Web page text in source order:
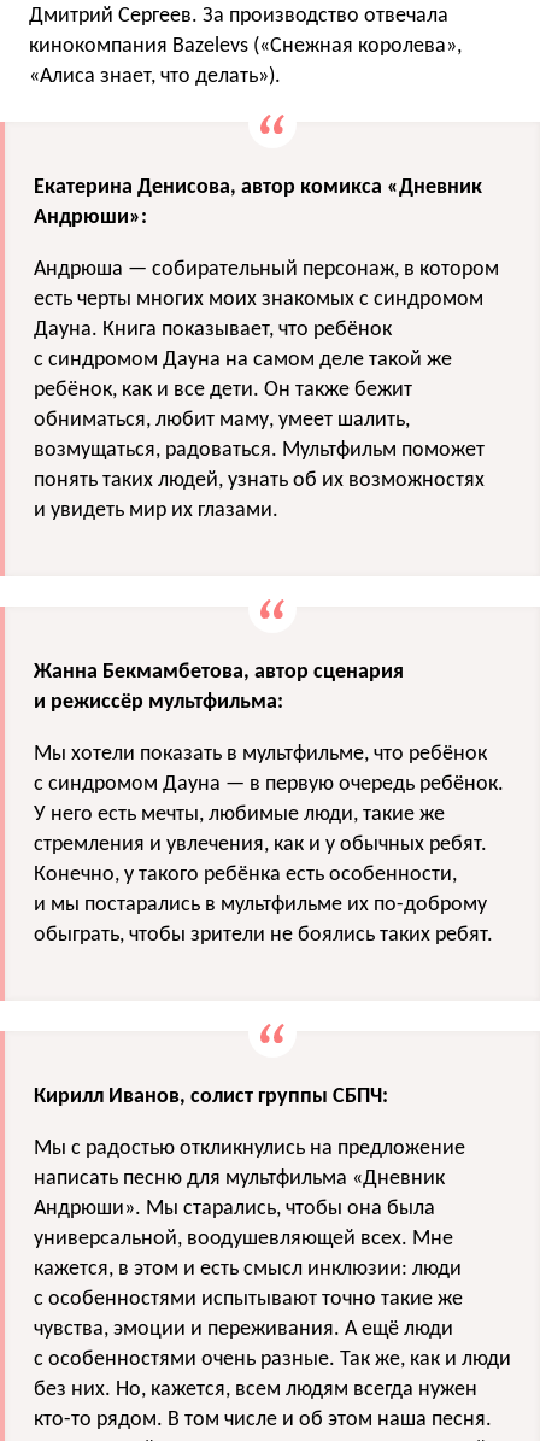
Дмитрий Сергеев. За производство отвечала
кинокомпания Bazelevs («Снежная королева»,
«Алиса знает, что делать»).
Екатерина Денисова, автор комикса «Дневник
Андрюши»:
Андрюша — собирательный персонаж, в котором
есть черты многих моих знакомых с синдромом
Дауна. Книга показывает, что ребёнок
с синдромом Дауна на самом деле такой же
ребёнок, как и все дети. Он также бежит
обниматься, любит маму, умеет шалить,
возмущаться, радоваться. Мультфильм поможет
понять таких людей, узнать об их возможностях
и увидеть мир их глазами.
Жанна Бекмамбетова, автор сценария
и режиссёр мультфильма:
Мы хотели показать в мультфильме, что ребёнок
с синдромом Дауна — в первую очередь ребёнок.
У него есть мечты, любимые люди, такие же
стремления и увлечения, как и у обычных ребят.
Конечно, у такого ребёнка есть особенности,
и мы постарались в мультфильме их по-доброму
обыграть, чтобы зрители не боялись таких ребят.
Кирилл Иванов, солист группы СБПЧ:
Мы с радостью откликнулись на предложение
написать песню для мультфильма «Дневник
Андрюши». Мы старались, чтобы она была
универсальной, воодушевляющей всех. Мне
кажется, в этом и есть смысл инклюзии: люди
с особенностями испытывают точно такие же
чувства, эмоции и переживания. А ещё люди
с особенностями очень разные. Так же, как и люди
без них. Но, кажется, всем людям всегда нужен
кто-то рядом. В том числе и об этом наша песня.